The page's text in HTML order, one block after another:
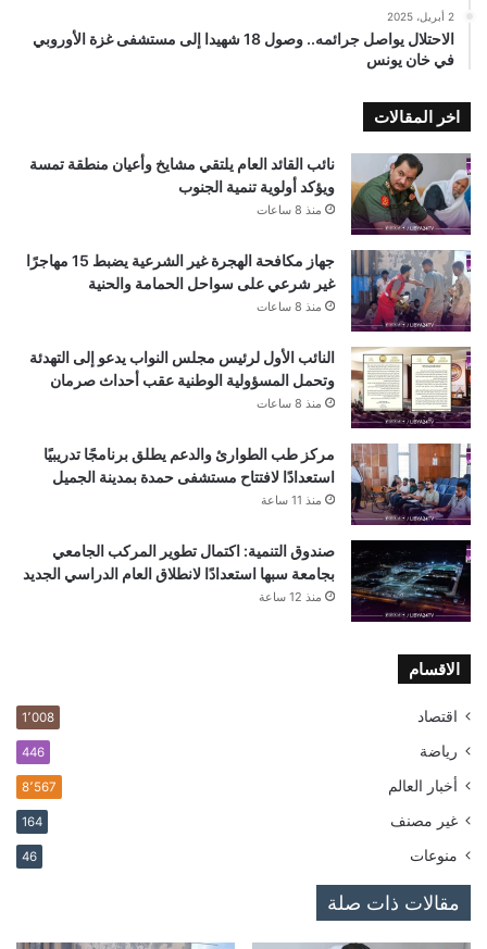
2 أبريل، 2025
الاحتلال يواصل جرائمه.. وصول 18 شهيدا إلى مستشفى غزة الأوروبي
في خان يونس
اخر المقالات
نائب القائد العام يلتقي مشايخ وأعيان منطقة تمسة
ويؤكد أولوية تنمية الجنوب
منذ 8 ساعات
جهاز مكافحة الهجرة غير الشرعية يضبط 15 مهاجرًا
غير شرعي على سواحل الحمامة والحنية
منذ 8 ساعات
النائب الأول لرئيس مجلس النواب يدعو إلى التهدئة
وتحمل المسؤولية الوطنية عقب أحداث صرمان
منذ 8 ساعات
مركز طب الطوارئ والدعم يطلق برنامجًا تدريبيًا
استعدادًا لافتتاح مستشفى حمدة بمدينة الجميل
منذ 11 ساعة
صندوق التنمية: اكتمال تطوير المركب الجامعي
بجامعة سبها استعدادًا لانطلاق العام الدراسي الجديد
منذ 12 ساعة
الاقسام
اقتصاد 1٬008
رياضة 446
أخبار العالم 8٬567
غير مصنف 164
منوعات 46
مقالات ذات صلة